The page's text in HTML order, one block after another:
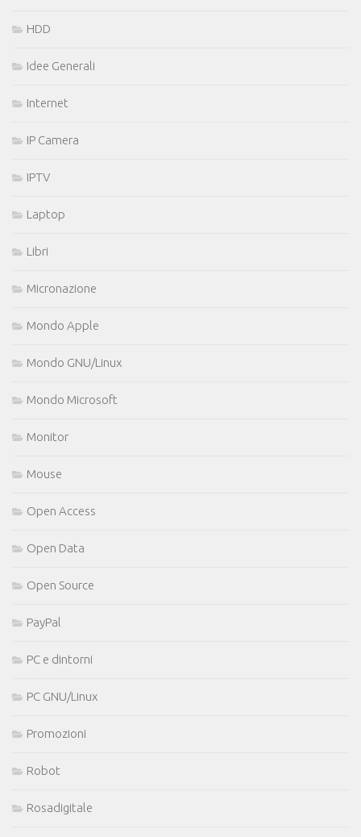
HDD
Idee Generali
Internet
IP Camera
IPTV
Laptop
Libri
Micronazione
Mondo Apple
Mondo GNU/Linux
Mondo Microsoft
Monitor
Mouse
Open Access
Open Data
Open Source
PayPal
PC e dintorni
PC GNU/Linux
Promozioni
Robot
Rosadigitale